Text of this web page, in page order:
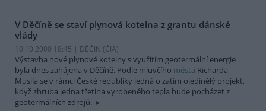
V Děčíně se staví plynová kotelna z grantu dánské
vlády
10.10.2000 18:45 | DĚČIN (ČIA)
Výstavba nové plynové kotelny s využitím geotermální energie
byla dnes zahájena v Děčíně. Podle mluvčího města Richarda
Musila se v rámci České republiky jedná o zatím ojedinělý projekt,
když zhruba jedna třetina vyrobeného tepla bude pocházet z
geotermálních zdrojů.